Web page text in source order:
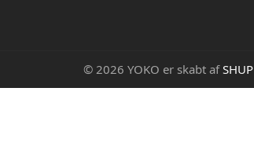
© 2026 YOKO er skabt afSHUP